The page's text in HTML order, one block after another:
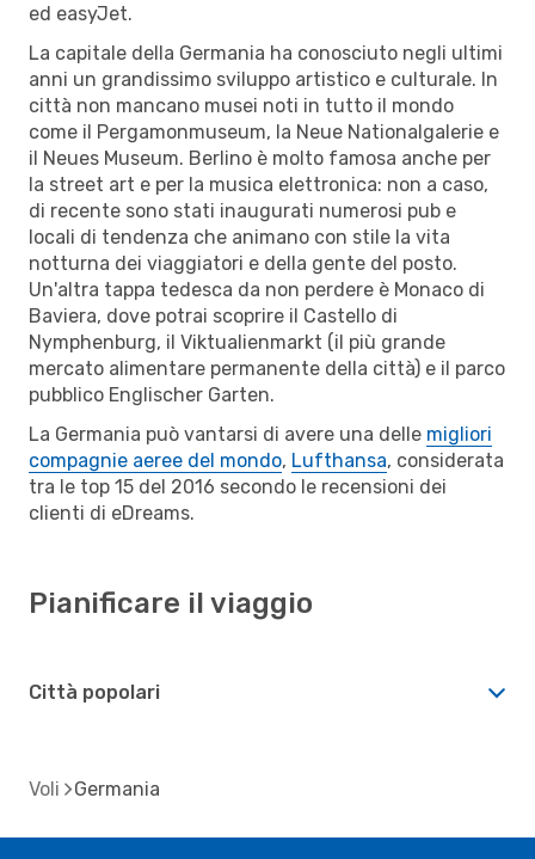
ed easyJet.
La capitale della Germania ha conosciuto negli ultimi
anni un grandissimo sviluppo artistico e culturale. In
città non mancano musei noti in tutto il mondo
come il Pergamonmuseum, la Neue Nationalgalerie e
il Neues Museum. Berlino è molto famosa anche per
la street art e per la musica elettronica: non a caso,
di recente sono stati inaugurati numerosi pub e
locali di tendenza che animano con stile la vita
notturna dei viaggiatori e della gente del posto.
Un'altra tappa tedesca da non perdere è Monaco di
Baviera, dove potrai scoprire il Castello di
Nymphenburg, il Viktualienmarkt (il più grande
mercato alimentare permanente della città) e il parco
pubblico Englischer Garten.
La Germania può vantarsi di avere una delle migliori
compagnie aeree del mondo, Lufthansa, considerata
tra le top 15 del 2016 secondo le recensioni dei
clienti di eDreams.
Pianificare il viaggio
Città popolari
Voli Germania